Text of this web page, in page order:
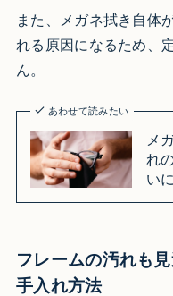
また、メガネ拭き自体
れる原因になるため、
ん。
あわせて読みたい
メ
れ
い
フレームの汚れも
手入れ方法